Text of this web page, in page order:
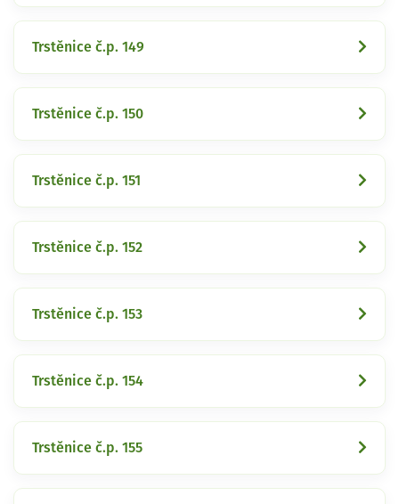
Trstěnice č.p. 149
Trstěnice č.p. 150
Trstěnice č.p. 151
Trstěnice č.p. 152
Trstěnice č.p. 153
Trstěnice č.p. 154
Trstěnice č.p. 155